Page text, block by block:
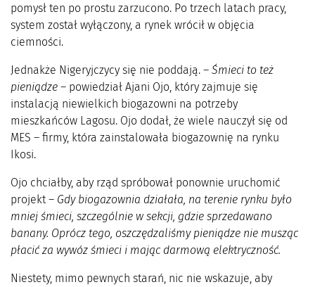
pomysł ten po prostu zarzucono. Po trzech latach pracy,
system został wyłączony, a rynek wrócił w objęcia
ciemności.
Jednakże Nigeryjczycy się nie poddają. – Śmieci to też
pieniądze – powiedział Ajani Ojo, który zajmuje się
instalacją niewielkich biogazowni na potrzeby
mieszkańców Lagosu. Ojo dodał, że wiele nauczył się od
MES – firmy, która zainstalowała biogazownię na rynku
Ikosi.
Ojo chciałby, aby rząd spróbował ponownie uruchomić
projekt – Gdy biogazownia działała, na terenie rynku było
mniej śmieci, szczególnie w sekcji, gdzie sprzedawano
banany. Oprócz tego, oszczędzaliśmy pieniądze nie musząc
płacić za wywóz śmieci i mając darmową elektryczność.
Niestety, mimo pewnych starań, nic nie wskazuje, aby